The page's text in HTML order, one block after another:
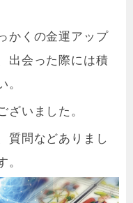
かくの金運アップ
出会った際には積
。
ざいました。
質問などありまし
。